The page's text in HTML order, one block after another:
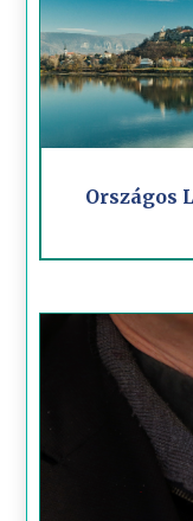
Országos